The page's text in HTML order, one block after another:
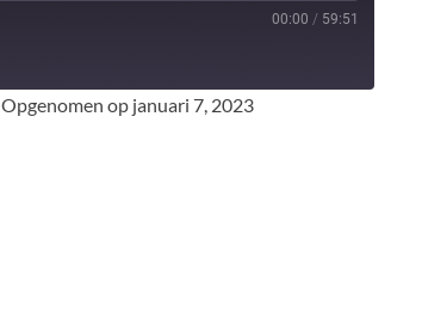
00:00 / 59:51
Opgenomen op januari 7, 2023